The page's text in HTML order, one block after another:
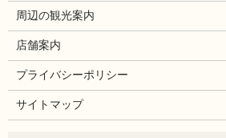
周辺の観光案内
店舗案内
プライバシーポリシー
サイトマップ